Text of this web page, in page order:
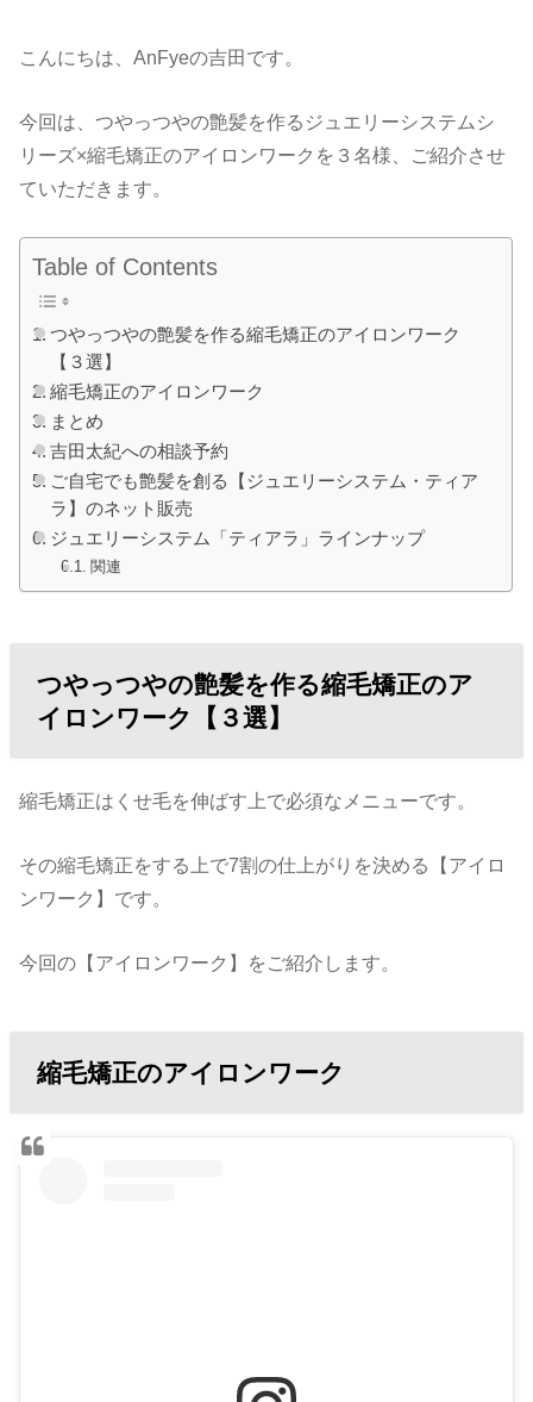
こんにちは、AnFyeの吉田です。
今回は、つやっつやの艶髪を作るジュエリーシステムシ
リーズ×縮毛矯正のアイロンワークを３名様、ご紹介させ
ていただきます。
Table of Contents
つやっつやの艶髪を作る縮毛矯正のアイロンワーク
【３選】
縮毛矯正のアイロンワーク
まとめ
吉田太紀への相談予約
ご自宅でも艶髪を創る【ジュエリーシステム・ティア
ラ】のネット販売
ジュエリーシステム「ティアラ」ラインナップ
関連
つやっつやの艶髪を作る縮毛矯正のア
イロンワーク【３選】
縮毛矯正はくせ毛を伸ばす上で必須なメニューです。
その縮毛矯正をする上で7割の仕上がりを決める【アイロ
ンワーク】です。
今回の【アイロンワーク】をご紹介します。
縮毛矯正のアイロンワーク